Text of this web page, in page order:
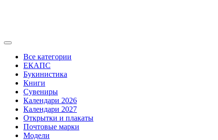
Все категории
ЕКАПС
Букинистика
Книги
Сувениры
Календари 2026
Календари 2027
Открытки и плакаты
Почтовые марки
Модели